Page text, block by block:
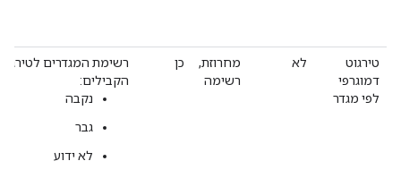
טירגוט
דמוגרפי
לפי מגדר
לא
מחרוזת,
רשימה
כן
רשימת המגדרים
הקבילים:
נקבה
גבר
לא ידוע